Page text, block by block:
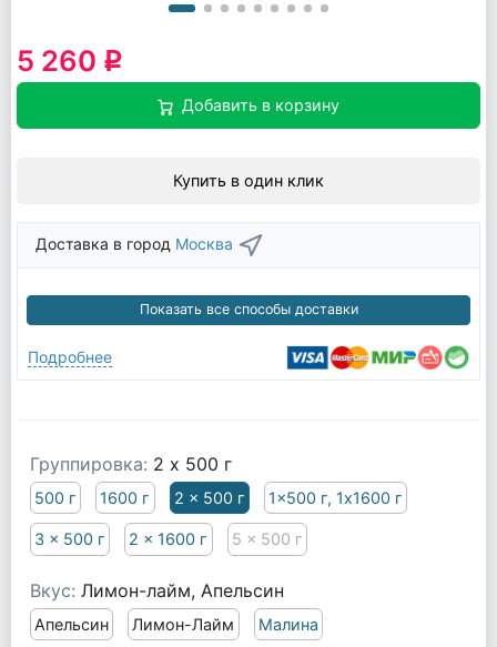
5 260 q
Добавить в корзину
Купить в один клик
Доставка в город Москва
Показать все способы доставки
Подробнее
Группировка: 2 x 500 г
500 г 1600 г 2 x 500 г 1x500 г, 1x1600 г
3 x 500 г 2 x 1600 г 5 x 500 г
Вкус: Лимон-лайм, Апельсин
Апельсин Лимон-Лайм Малина